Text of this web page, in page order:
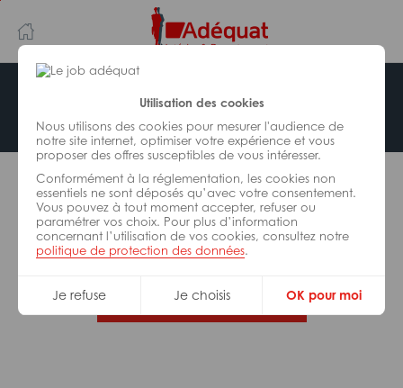
Utilisation des cookies
Nous utilisons des cookies pour mesurer l'audience de
notre site internet, optimiser votre expérience et vous
proposer des offres susceptibles de vous intéresser.
Conformément à la réglementation, les cookies non
essentiels ne sont déposés qu’avec votre consentement.
Vous pouvez à tout moment accepter, refuser ou
paramétrer vos choix. Pour plus d’information
concernant l’utilisation de vos cookies, consultez notre
politique de protection des données.
Je refuse Je choisis OK pour moi
au
contenu
principal
navigation
Offre indisponible
L’offre d’emploi que vous tentez de consulter n’est
plus disponible.
De nombreuses autres missions peuvent vous
correspondre, consultez toutes nos offres.
Trouvez votre job Adéquat !